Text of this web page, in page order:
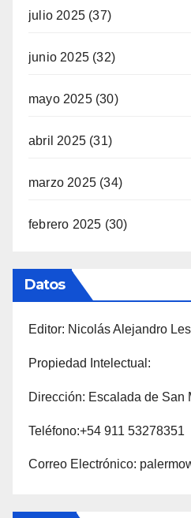
julio 2025 (37)
junio 2025 (32)
mayo 2025(30)
abril 2025 (31)
marzo 2025 (34)
febrero 2025 (30)
Datos
Editor: Nicolás Alejandro
Propiedad Intelectual:
Dirección: Escalada de San
Teléfono:+54 911 53278351
Correo Electrónico: